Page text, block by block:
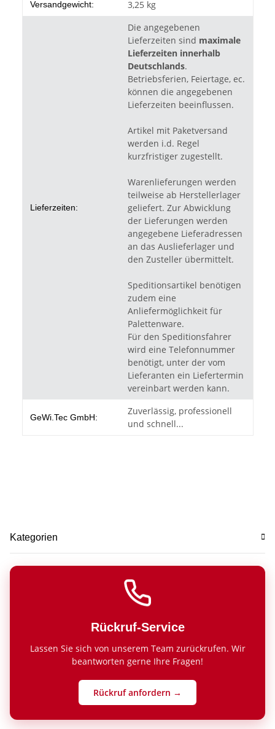
Versandgewicht: 3,25 kg
Lieferzeiten:
Die angegebenen
Lieferzeiten sind maximale
Lieferzeiten innerhalb
Deutschlands.
Betriebsferien, Feiertage, ec.
können die angegebenen
Lieferzeiten beeinflussen.
Artikel mit Paketversand
werden i.d. Regel
kurzfristiger zugestellt.
Warenlieferungen werden
teilweise ab Herstellerlager
geliefert. Zur Abwicklung
der Lieferungen werden
angegebene Lieferadressen
an das Auslieferlager und
den Zusteller übermittelt.
Speditionsartikel benötigen
zudem eine
Anliefermöglichkeit für
Palettenware.
Für den Speditionsfahrer
wird eine Telefonnummer
benötigt, unter der vom
Lieferanten ein Liefertermin
vereinbart werden kann.
GeWi.Tec GmbH:
Zuverlässig, professionell
und schnell...
Kategorien
Rückruf-Service
Lassen Sie sich von unserem Team zurückrufen. Wir
beantworten gerne Ihre Fragen!
Rückruf anfordern →